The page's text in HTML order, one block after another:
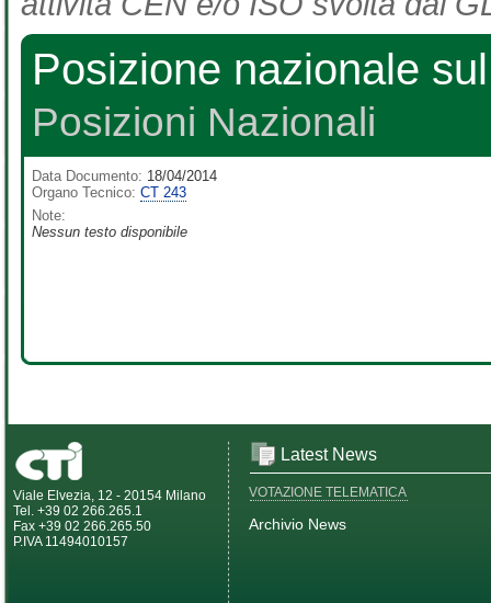
Posizione nazionale
Posizioni Nazionali
Data Documento: 18/04/2014
Organo Tecnico: CT 243
Note:
Nessun testo disponibile
Viale Elvezia, 12 - 20154 Milano
Tel. +39 02 266.265.1
Fax +39 02 266.265.50
P.IVA 11494010157
Latest News
VOTAZIONE TELEMATICA
Archivio News